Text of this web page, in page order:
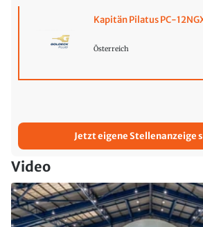
Kapitän Pilatus PC-
Österreich
Jetzt eigene Stellenanzeige
Video